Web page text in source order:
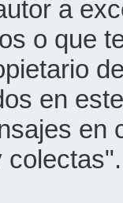
a
o que
en
en
colectas".